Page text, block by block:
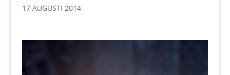
17 AUGUSTI 2014